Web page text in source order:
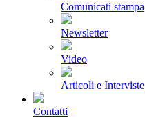
Comunicati stampa
Newsletter
Video
Articoli e Interviste
Contatti